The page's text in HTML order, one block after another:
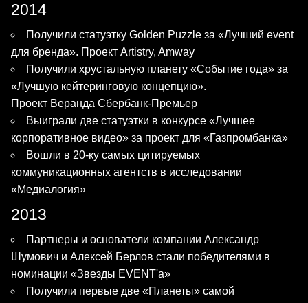
2014
Получили статуэтку Golden Puzzle за «Лучший event
для бренда». Проект Artistry, Amway
Получили хрустальную планету «Событие года» за
«Лучшую кейтеринговую концепцию».
Проект Веранда Сбербанк-Премьер
Выиграли две статуэтки в конкурсе «Лучшее
корпоративное видео» за проект для «Газпромбанка»
Вошли в 20-ку самых цитируемых
коммуникационных агентств в исследовании
«Медиалогия»
2013
Партнеры и основатели компании Александр
Шумович и Алексей Берлов стали победителями в
номинации «Звезды EVENT'a»
Получили первые две «Планеты» самой